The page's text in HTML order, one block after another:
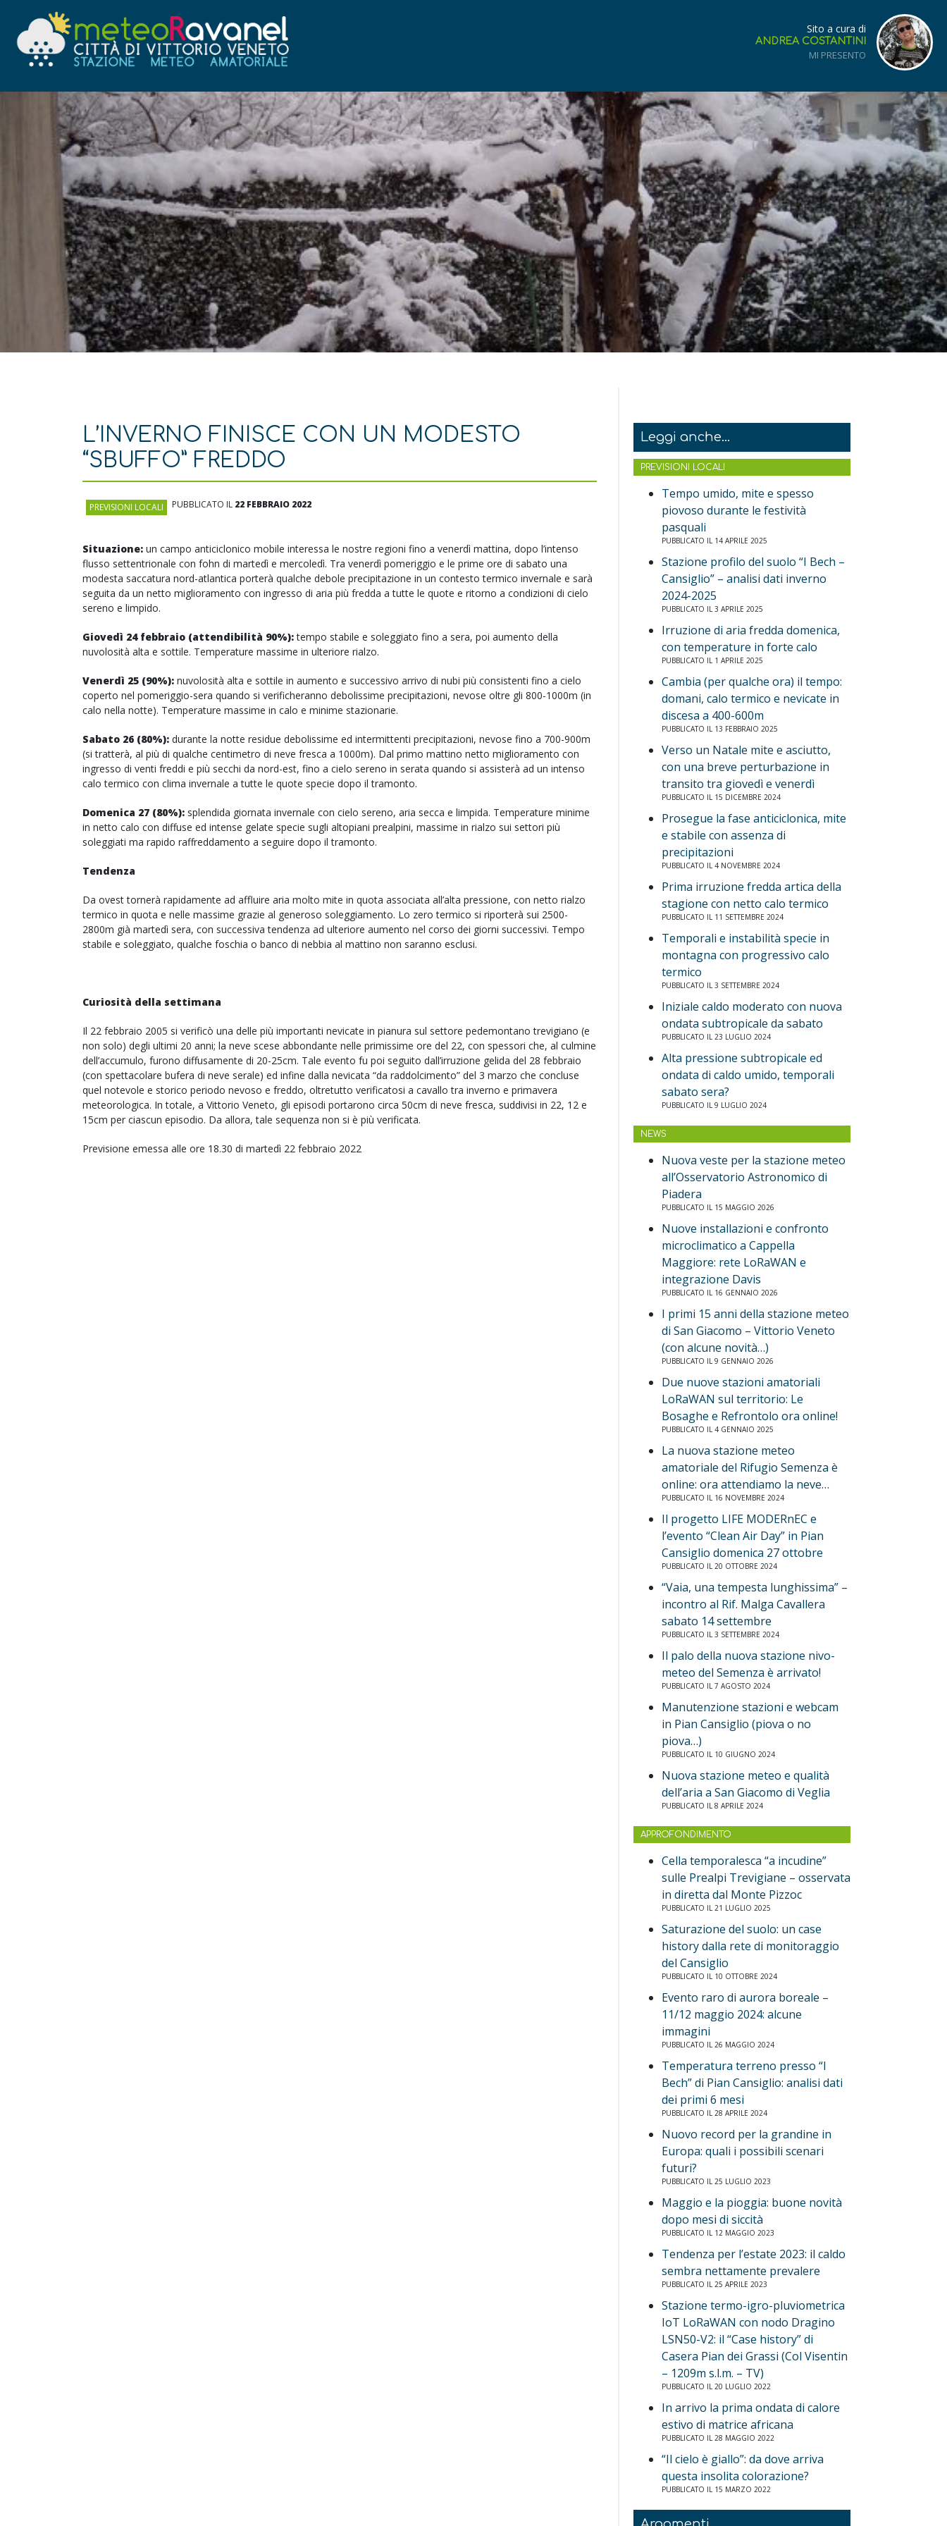
Sito a cura di
ANDREA COSTANTINI
MI PRESENTO
L’INVERNO FINISCE CON UN MODESTO
“SBUFFO” FREDDO
PREVISIONI LOCALI PUBBLICATO IL 22 FEBBRAIO 2022
Situazione: un campo anticiclonico mobile interessa le nostre regioni fino a venerdì mattina, dopo l’intenso
flusso settentrionale con fohn di martedì e mercoledì. Tra venerdì pomeriggio e le prime ore di sabato una
modesta saccatura nord-atlantica porterà qualche debole precipitazione in un contesto termico invernale e sarà
seguita da un netto miglioramento con ingresso di aria più fredda a tutte le quote e ritorno a condizioni di cielo
sereno e limpido.
Giovedì 24 febbraio (attendibilità 90%):tempo stabile e soleggiato fino a sera, poi aumento della
nuvolosità alta e sottile. Temperature massime in ulteriore rialzo.
Venerdì 25 (90%): nuvolosità alta e sottile in aumento e successivo arrivo di nubi più consistenti fino a cielo
coperto nel pomeriggio-sera quando si verificheranno debolissime precipitazioni, nevose oltre gli 800-1000m (in
calo nella notte). Temperature massime in calo e minime stazionarie.
Sabato 26 (80%): durante la notte residue debolissime ed intermittenti precipitazioni, nevose fino a 700-900m
(si tratterà, al più di qualche centimetro di neve fresca a 1000m). Dal primo mattino netto miglioramento con
ingresso di venti freddi e più secchi da nord-est, fino a cielo sereno in serata quando si assisterà ad un intenso
calo termico con clima invernale a tutte le quote specie dopo il tramonto.
Domenica 27 (80%): splendida giornata invernale con cielo sereno, aria secca e limpida. Temperature minime
in netto calo con diffuse ed intense gelate specie sugli altopiani prealpini, massime in rialzo sui settori più
soleggiati ma rapido raffreddamento a seguire dopo il tramonto.
Tendenza
Da ovest tornerà rapidamente ad affluire aria molto mite in quota associata all’alta pressione, con netto rialzo
termico in quota e nelle massime grazie al generoso soleggiamento. Lo zero termico si riporterà sui 2500-
2800m già martedì sera, con successiva tendenza ad ulteriore aumento nel corso dei giorni successivi. Tempo
stabile e soleggiato, qualche foschia o banco di nebbia al mattino non saranno esclusi.
Curiosità della settimana
Il 22 febbraio 2005 si verificò una delle più importanti nevicate in pianura sul settore pedemontano trevigiano (e
non solo) degli ultimi 20 anni; la neve scese abbondante nelle primissime ore del 22, con spessori che, al culmine
dell’accumulo, furono diffusamente di 20-25cm. Tale evento fu poi seguito dall’irruzione gelida del 28 febbraio
(con spettacolare bufera di neve serale) ed infine dalla nevicata “da raddolcimento” del 3 marzo che concluse
quel notevole e storico periodo nevoso e freddo, oltretutto verificatosi a cavallo tra inverno e primavera
meteorologica. In totale, a Vittorio Veneto, gli episodi portarono circa 50cm di neve fresca, suddivisi in 22, 12 e
15cm per ciascun episodio. Da allora, tale sequenza non si è più verificata.
Previsione emessa alle ore 18.30 di martedì 22 febbraio 2022
Leggi anche...
PREVISIONI LOCALI
Tempo umido, mite e spesso
piovoso durante le festività
pasquali
PUBBLICATO IL 14 APRILE 2025
Stazione profilo del suolo “I Bech –
Cansiglio” – analisi dati inverno
2024-2025
PUBBLICATO IL 3 APRILE 2025
Irruzione di aria fredda domenica,
con temperature in forte calo
PUBBLICATO IL 1 APRILE 2025
Cambia (per qualche ora) il tempo:
domani, calo termico e nevicate in
discesa a 400-600m
PUBBLICATO IL 13 FEBBRAIO 2025
Verso un Natale mite e asciutto,
con una breve perturbazione in
transito tra giovedì e venerdì
PUBBLICATO IL 15 DICEMBRE 2024
Prosegue la fase anticiclonica, mite
e stabile con assenza di
precipitazioni
PUBBLICATO IL 4 NOVEMBRE 2024
Prima irruzione fredda artica della
stagione con netto calo termico
PUBBLICATO IL 11 SETTEMBRE 2024
Temporali e instabilità specie in
montagna con progressivo calo
termico
PUBBLICATO IL 3 SETTEMBRE 2024
Iniziale caldo moderato con nuova
ondata subtropicale da sabato
PUBBLICATO IL 23 LUGLIO 2024
Alta pressione subtropicale ed
ondata di caldo umido, temporali
sabato sera?
PUBBLICATO IL 9 LUGLIO 2024
NEWS
Nuova veste per la stazione meteo
all’Osservatorio Astronomico di
Piadera
PUBBLICATO IL 15 MAGGIO 2026
Nuove installazioni e confronto
microclimatico a Cappella
Maggiore: rete LoRaWAN e
integrazione Davis
PUBBLICATO IL 16 GENNAIO 2026
I primi 15 anni della stazione meteo
di San Giacomo – Vittorio Veneto
(con alcune novità…)
PUBBLICATO IL 9 GENNAIO 2026
Due nuove stazioni amatoriali
LoRaWAN sul territorio: Le
Bosaghe e Refrontolo ora online!
PUBBLICATO IL 4 GENNAIO 2025
La nuova stazione meteo
amatoriale del Rifugio Semenza è
online: ora attendiamo la neve…
PUBBLICATO IL 16 NOVEMBRE 2024
Il progetto LIFE MODERnEC e
l’evento “Clean Air Day” in Pian
Cansiglio domenica 27 ottobre
PUBBLICATO IL 20 OTTOBRE 2024
“Vaia, una tempesta lunghissima” –
incontro al Rif. Malga Cavallera
sabato 14 settembre
PUBBLICATO IL 3 SETTEMBRE 2024
Il palo della nuova stazione nivo-
meteo del Semenza è arrivato!
PUBBLICATO IL 7 AGOSTO 2024
Manutenzione stazioni e webcam
in Pian Cansiglio (piova o no
piova…)
PUBBLICATO IL 10 GIUGNO 2024
Nuova stazione meteo e qualità
dell’aria a San Giacomo di Veglia
PUBBLICATO IL 8 APRILE 2024
APPROFONDIMENTO
Cella temporalesca “a incudine”
sulle Prealpi Trevigiane – osservata
in diretta dal Monte Pizzoc
PUBBLICATO IL 21 LUGLIO 2025
Saturazione del suolo: un case
history dalla rete di monitoraggio
del Cansiglio
PUBBLICATO IL 10 OTTOBRE 2024
Evento raro di aurora boreale –
11/12 maggio 2024: alcune
immagini
PUBBLICATO IL 26 MAGGIO 2024
Temperatura terreno presso “I
Bech” di Pian Cansiglio: analisi dati
dei primi 6 mesi
PUBBLICATO IL 28 APRILE 2024
Nuovo record per la grandine in
Europa: quali i possibili scenari
futuri?
PUBBLICATO IL 25 LUGLIO 2023
Maggio e la pioggia: buone novità
dopo mesi di siccità
PUBBLICATO IL 12 MAGGIO 2023
Tendenza per l’estate 2023: il caldo
sembra nettamente prevalere
PUBBLICATO IL 25 APRILE 2023
Stazione termo-igro-pluviometrica
IoT LoRaWAN con nodo Dragino
LSN50-V2: il “Case history” di
Casera Pian dei Grassi (Col Visentin
– 1209m s.l.m. – TV)
PUBBLICATO IL 20 LUGLIO 2022
In arrivo la prima ondata di calore
estivo di matrice africana
PUBBLICATO IL 28 MAGGIO 2022
“Il cielo è giallo”: da dove arriva
questa insolita colorazione?
PUBBLICATO IL 15 MARZO 2022